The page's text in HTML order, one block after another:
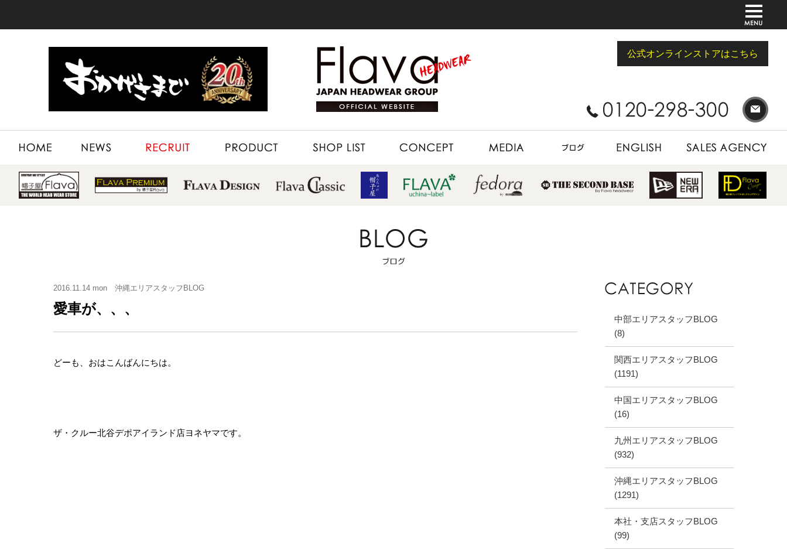
公式オンラインストアはこちら
2016.11.14 mon 沖縄エリアスタッフBLOG
愛車が、、、
どーも、おはこんばんにちは。
ザ・クルー北谷デポアイランド店ヨネヤマです。
中部エリアスタッフBLOG
(8)
関西エリアスタッフBLOG
(1191)
中国エリアスタッフBLOG
(16)
九州エリアスタッフBLOG
(932)
沖縄エリアスタッフBLOG
(1291)
本社・支店スタッフBLOG
(99)